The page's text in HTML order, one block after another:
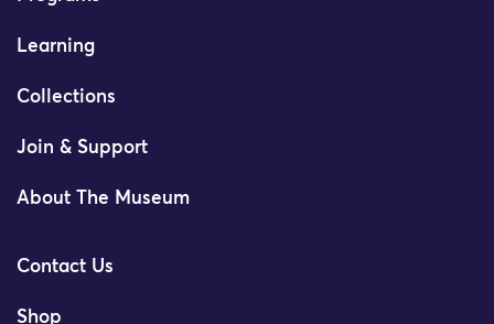
Learning
Collections
Join & Support
About The Museum
Contact Us
Shop